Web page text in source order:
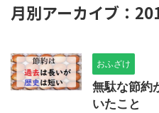
月別アーカイブ：
おふざけ
無駄な節約
いたこと